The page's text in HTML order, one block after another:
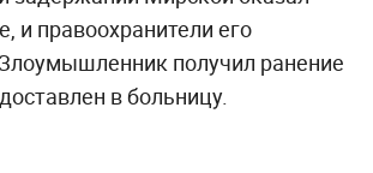
и правоохранители его
Злоумышленник получил ранение
в больницу.